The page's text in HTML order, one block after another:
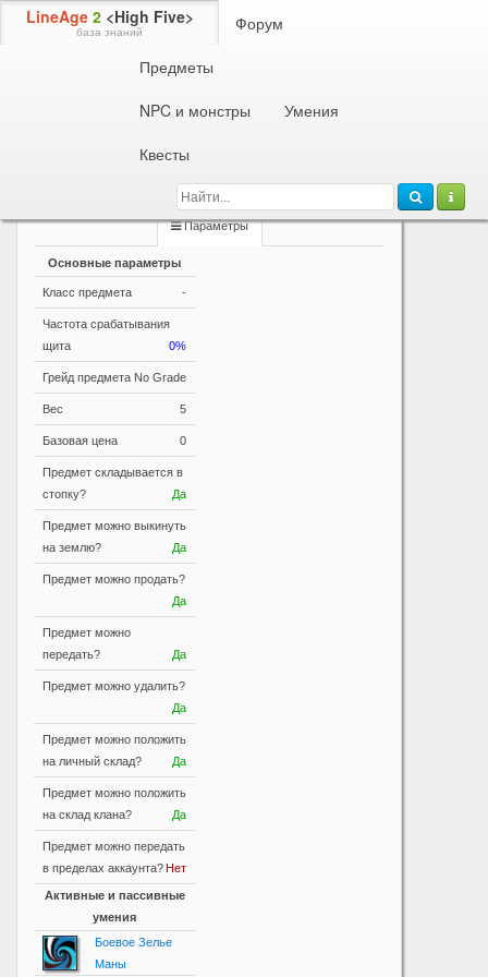
LineAge 2 <High Five>
база знаний
Форум
Предметы
NPC и монстры
Умения
Квесты
Информация о предмете Боевое Зелье Маны
При использовании восстанавливает MP. Не
Используется только при Осаде или Битве за
Параметры
Основные параметры
Класс предмета -
Частота срабатывания
щита
0%
Грейд предмета No Grade
Вес 5
Базовая цена 0
Предмет складывается в
стопку?
Да
Предмет можно выкинуть
на землю?
Да
Предмет можно продать?
Да
Предмет можно
передать?
Да
Предмет можно удалить?
Да
Предмет можно положить
на личный склад?
Да
Предмет можно положить
на склад клана?
Да
Предмет можно передать
в пределах аккаунта?Нет
Активные и пассивные
умения
Боевое Зелье
Маны